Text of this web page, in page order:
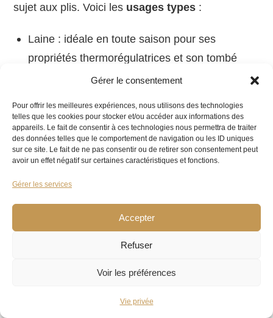
Gérer le consentement
Pour offrir les meilleures expériences, nous utilisons des technologies
telles que les cookies pour stocker et/ou accéder aux informations des
appareils. Le fait de consentir à ces technologies nous permettra de traiter
des données telles que le comportement de navigation ou les ID uniques
sur ce site. Le fait de ne pas consentir ou de retirer son consentement peut
avoir un effet négatif sur certaines caractéristiques et fonctions.
Gérer les services
Accepter
Refuser
Voir les préférences
Vie privée
sujet aux plis. Voici les usages types :
Laine : idéale en toute saison pour ses
propriétés thermorégulatrices et son tombé
Coton : parfait pour un style plus décontracté,
souvent utilisé pour les costumes d’été.
Lin : le choix de la légèreté et de la respirabilité
pour les climats chauds, avec un charme
décontracté.
(Super 100s à 170s) reflète la finesse
des fibres, sans garantir une qualité absolue. Une
entre 120s et 150s est souvent optimal pour un